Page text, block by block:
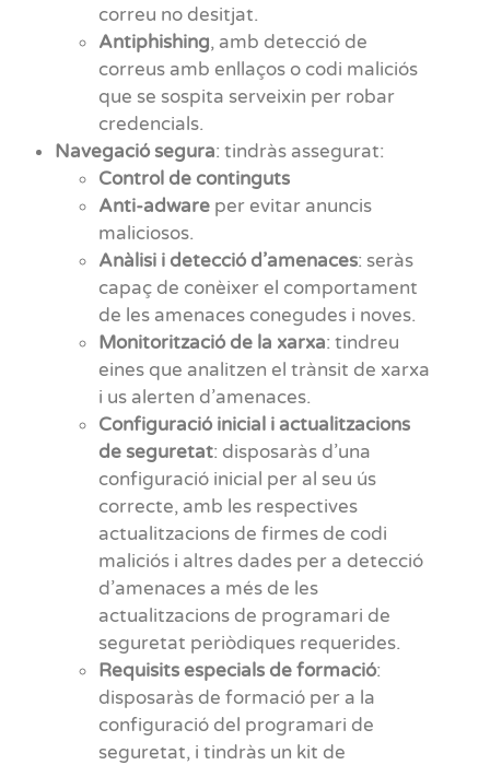
correu no desitjat.
Antiphishing, amb detecció de
correus amb enllaços o codi maliciós
que se sospita serveixin per robar
credencials.
Navegació segura: tindràs assegurat:
Control de continguts
Anti-adware per evitar anuncis
maliciosos.
Anàlisi i detecció d’amenaces: seràs
capaç de conèixer el comportament
de les amenaces conegudes i noves.
Monitorització de la xarxa: tindreu
eines que analitzen el trànsit de xarxa
i us alerten d’amenaces.
Configuració inicial i actualitzacions
de seguretat: disposaràs d’una
configuració inicial per al seu ús
correcte, amb les respectives
actualitzacions de firmes de codi
maliciós i altres dades per a detecció
d’amenaces a més de les
actualitzacions de programari de
seguretat periòdiques requerides.
Requisits especials de formació:
disposaràs de formació per a la
configuració del programari de
seguretat, i tindràs un kit de